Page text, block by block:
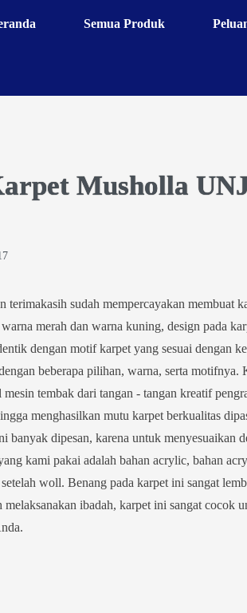
Semua Produk
Musholla
terimakasih sudah mempercayakan membuat
merah dan warna kuning, design pada
dengan motif karpet yang sesuai dengan
beberapa pilihan, warna, serta
mesin tembak dari tangan - tangan kreatif
menghasilkan mutu karpet berkualitas
banyak dipesan, karena untuk menyesuaikan
kami pakai adalah bahan acrylic, bahan
woll. Benang pada karpet ini sangat
melaksanakan ibadah, karpet ini sangat cocok